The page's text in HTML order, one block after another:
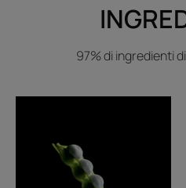
97% di ingredienti